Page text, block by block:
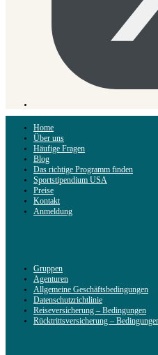
Home
Über uns
Häufige Fragen
Blog
Das richtige Programm finden
Sportstipendium USA
Preise
Kontakt
Anmeldung
Gruppen
Agenturen
Allgemeine Geschäftsbedingungen
Datenschutzrichtlinie
Reiseversicherung – Bedingungen
Rücktrittsversicherung –